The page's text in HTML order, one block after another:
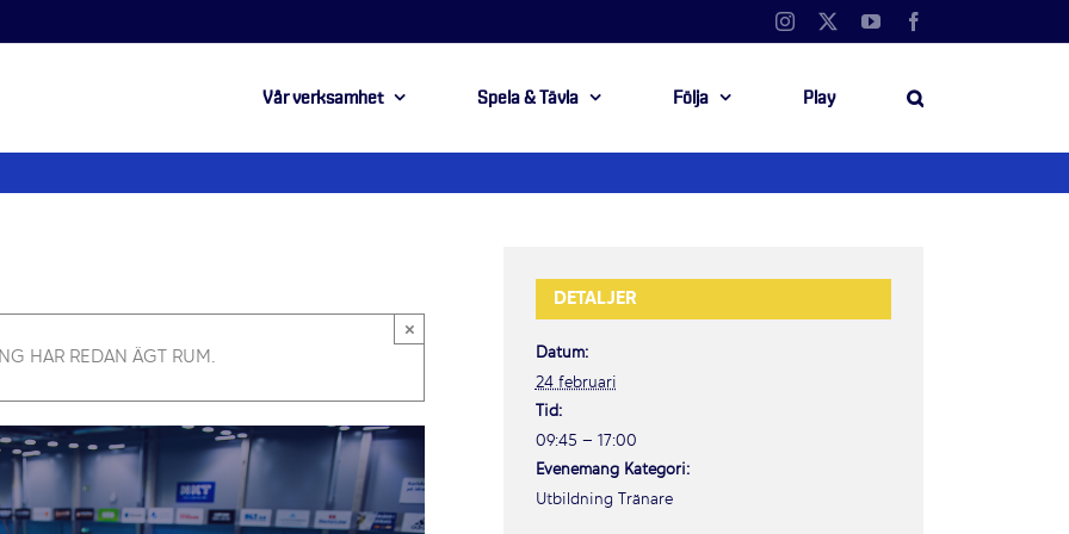
Instagram YouTube
Vår verksamhet Spela & Tävla Följa Play
HAR REDAN ÄGT RUM.
×
DETALJER
Datum:
24 februari
Tid:
09:45 – 17:00
Evenemang Kategori:
Utbildning Tränare